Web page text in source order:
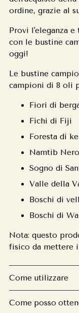
ordine, grazie al
Provi l'eleganza
con le bustine
oggi!
Le bustine
campioni di 8 oli
Fiori di
Fichi di Fiji
Foresta di
Namtib
Sogno di
Valle della
Boschi di
Boschi di
Nota: questo
fisico da mettere
Come utilizzare
Come posso